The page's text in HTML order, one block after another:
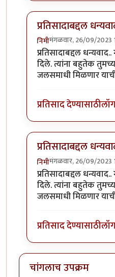
प्रतिसादाबद्दल
निमीमंगळवार, 26/09/2023
In reply toछान. खत
प्रतिसादाबद्दल
दिले. त्यांना बहुतेक
जलसमाधी मिळणार
प्रतिसाद देण्यासाठी
प्रतिसादाबद्दल
निमीमंगळवार, 26/09/2023
In reply toछान. खत
प्रतिसादाबद्दल
दिले. त्यांना बहुतेक
जलसमाधी मिळणार
प्रतिसाद देण्यासाठी
चांगलाच उपक्रम